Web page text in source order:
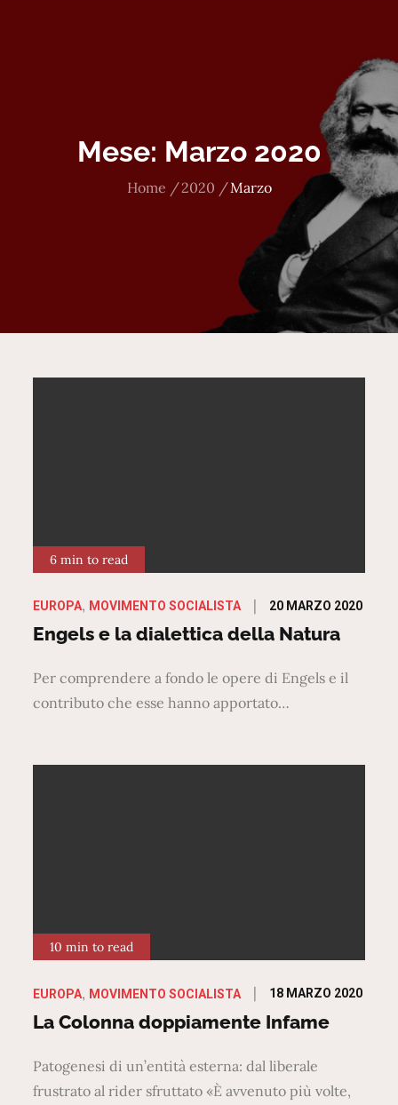
Mese: Marzo 2020
Home 2020 Marzo
6 min to read
EUROPA MOVIMENTO SOCIALISTA
Posted
on
20 MARZO 2020
Engels e la dialettica della Natura
Per comprendere a fondo le opere di Engels e il
contributo che esse hanno apportato…
10 min to read
EUROPA MOVIMENTO SOCIALISTA
Posted
on
18 MARZO 2020
La Colonna doppiamente Infame
Patogenesi di un’entità esterna: dal liberale
frustrato al rider sfruttato «È avvenuto più volte,